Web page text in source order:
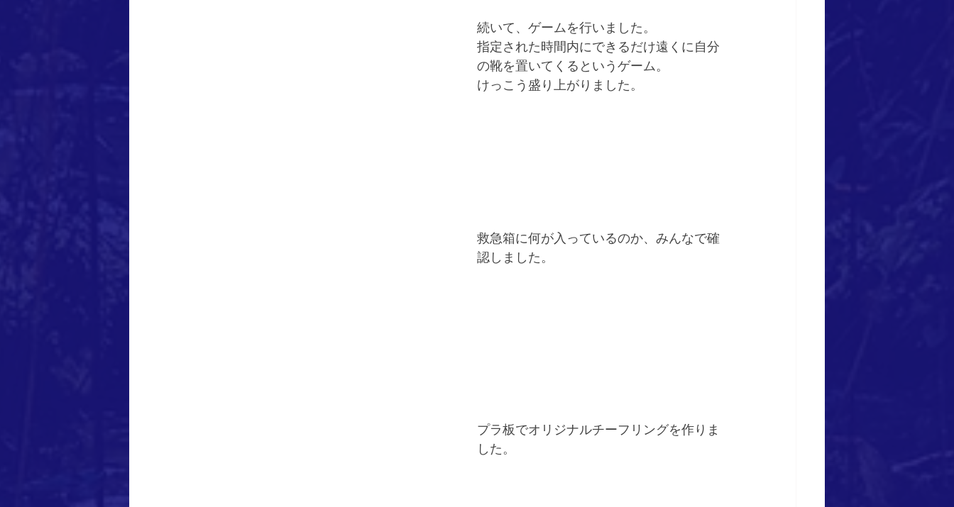
続いて、ゲームを行いました。
指定された時間内にできるだけ遠くに自分
の靴を置いてくるというゲーム。
けっこう盛り上がりました。
救急箱に何が入っているのか、みんなで確
認しました。
プラ板でオリジナルチーフリングを作りま
した。